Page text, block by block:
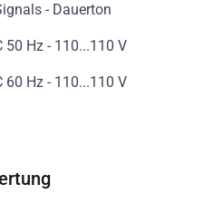
- Dauerton
50 Hz- 110...110 V
60 Hz- 110...110 V